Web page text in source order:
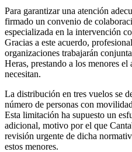
Para garantizar una atención
firmado un convenio de
especializada en la intervención
Gracias a este acuerdo,
organizaciones trabajarán
Heras, prestando a los menores
necesitan.
La distribución en tres vuelos se
número de personas con
Esta limitación ha supuesto un
adicional, motivo por el que
revisión urgente de dicha
estos menores.